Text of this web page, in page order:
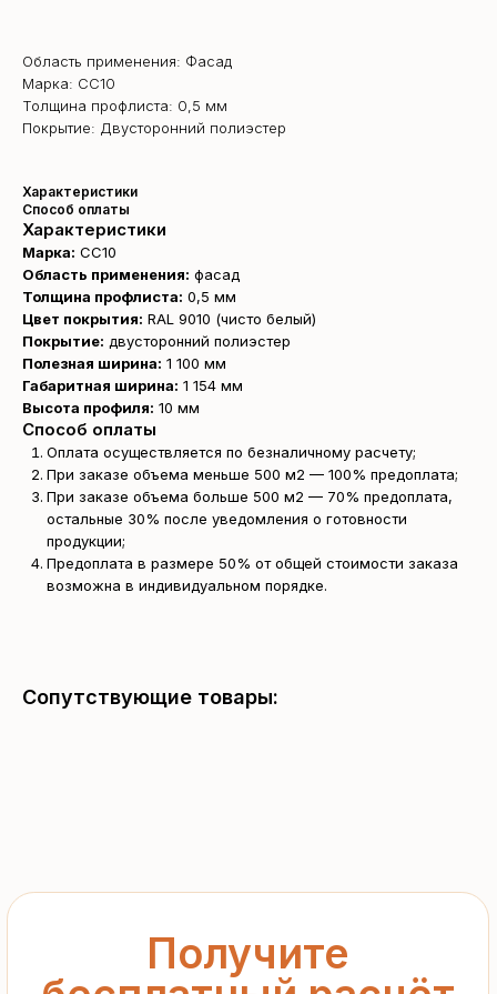
Область применения: Фасад
Марка: СС10
Толщина профлиста: 0,5 мм
Покрытие: Двусторонний полиэстер
Характеристики
Способ оплаты
Характеристики
Марка: СС10
Область применения: фасад
Толщина профлиста: 0,5 мм
Цвет покрытия: RAL 9010 (чисто белый)
Покрытие: двусторонний полиэстер
Полезная ширина: 1 100 мм
Габаритная ширина: 1 154 мм
Высота профиля: 10 мм
Способ оплаты
Оплата осуществляется по безналичному расчету;
При заказе объема меньше 500 м2 — 100% предоплата;
При заказе объема больше 500 м2 — 70% предоплата,
остальные 30% после уведомления о готовности
продукции;
Предоплата в размере 50% от общей стоимости заказа
возможна в индивидуальном порядке.
Сопутствующие товары:
Получите
обработки персональных данных
на обработку моих персональных данных в порядке
и на условиях, указанных в Политике